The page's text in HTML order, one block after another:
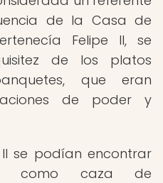
de la Casa de
Felipe II, se
de los platos
que eran
de poder y
se podían encontrar
como caza de